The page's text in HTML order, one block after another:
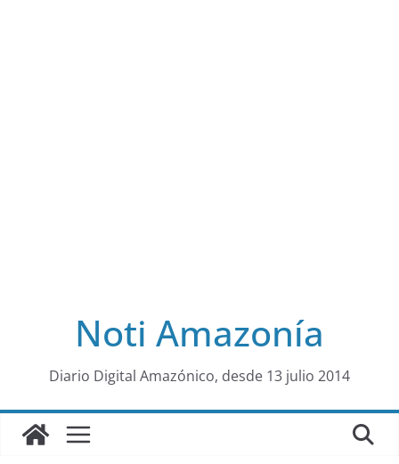
al
Noti Amazonía
Diario Digital Amazónico, desde 13 julio 2014